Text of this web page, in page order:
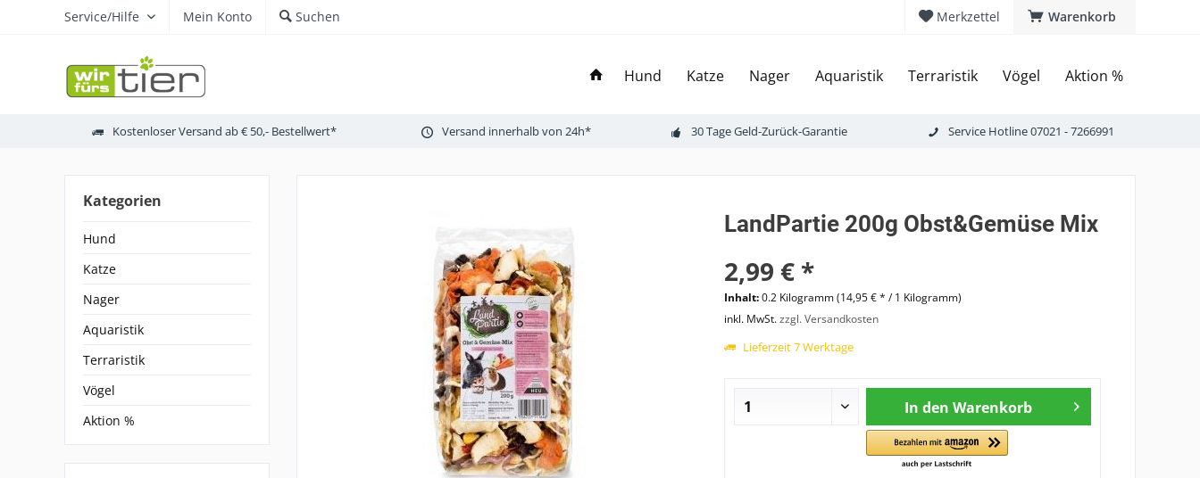
Warenkorb
Merkzettel
Service/Hilfe Mein Konto Suchen
Hund Katze Nager Aquaristik Terraristik Vögel Aktion %
Kostenloser Versand ab € 50,- Bestellwert* Versand innerhalb von 24h* 30 Tage Geld-Zurück-Garantie Service Hotline 07021 - 7266991
Kategorien
Hund
Katze
Nager
Aquaristik
Terraristik
Vögel
Aktion %
LandPartie 200g Obst&Gemüse Mix
2,99 € *
Inhalt:0.2 Kilogramm (14,95 € * / 1 Kilogramm)
inkl. MwSt.zzgl. Versandkosten
Lieferzeit 7 Werktage
In den Warenkorb